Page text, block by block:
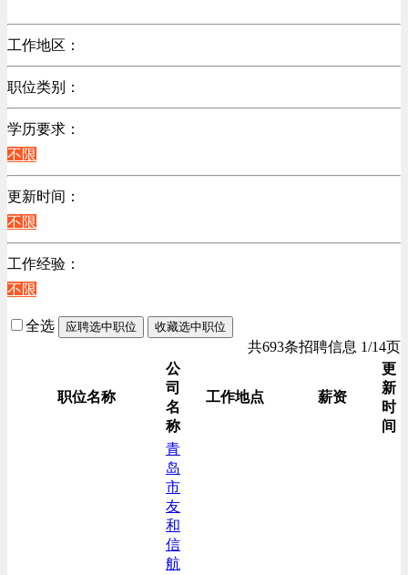
工作地区：
不限
职位类别：
不限
学历要求：
不限
更新时间：
不限
工作经验：
不限
全选 应聘选中职位 收藏选中职位
共693条招聘信息 1/14页
职位名称
公
司
名
称
工作地点 薪资
更
新
时
间
青
岛
市
友
和
信
航